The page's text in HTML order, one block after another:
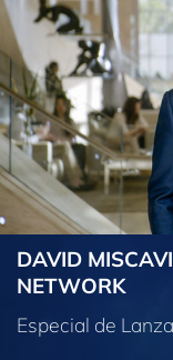
DAVID
NETWORK
Especial de